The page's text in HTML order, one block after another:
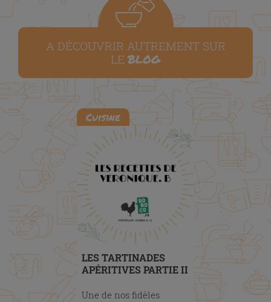
A DÉCOUVRIR AUTREMENT SUR
LEBLOG
LES TARTINADES
APÉRITIVES PARTIE II
Cuisine
Une de nos fidèles